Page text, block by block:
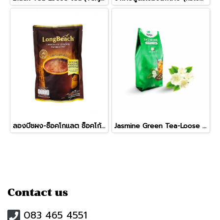
ลองบีชผง-ช็อคโกแลต ช็อคโก้ซิตี้ Jasmine Green Tea-Loose tea (Tenju)(600ก.)
Contact us
083 465 4551